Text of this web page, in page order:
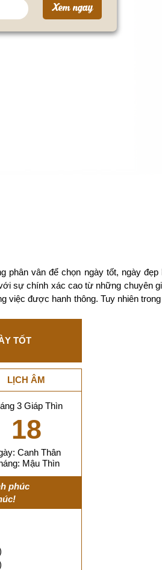
phân vân để chọn ngày tốt, ngày
sự chính xác cao từ những chuyên
việc được hanh thông. Tuy nhiên
TỐT
LỊCH ÂM
3 Giáp Thìn
18
Canh Thân
Mậu Thìn
phúc